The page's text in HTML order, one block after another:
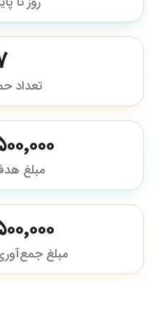
تعداد
مبلغ
مبلغ